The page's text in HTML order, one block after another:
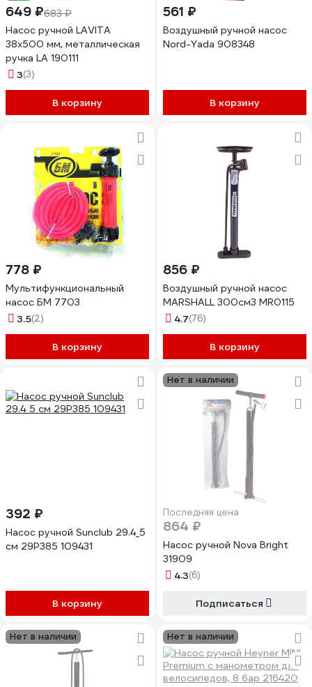
649 ₽683 ₽
Насос ручной LAVITA
38x500 мм, металлическая
ручка LA 190111
3(3)
В корзину
561 ₽
Воздушный ручной насос
Nord-Yada 908348
В корзину
778 ₽
Мультифункциональный
насос БМ 7703
3.5(2)
В корзину
856 ₽
Воздушный ручной насос
MARSHALL 300см3 MR0115
4.7(76)
В корзину
392 ₽
Насос ручной Sunclub 29.4_5
см 29P385 109431
В корзину
Нет в наличии
Последняя цена
864 ₽
Насос ручной Nova Bright
31909
4.3(6)
Подписаться
Нет в наличии Нет в наличии